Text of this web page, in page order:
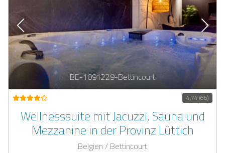
BE-1091229-Bettincourt
4,74 (66)
Wellnesssuite mit Jacuzzi, Sauna und
Mezzanine in der Provinz Lüttich
Belgien / Bettincourt